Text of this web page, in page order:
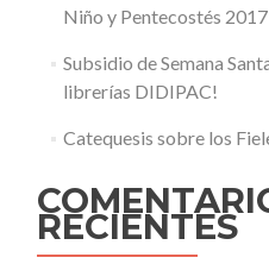
Niño y Pentecostés 2017
Subsidio de Semana
librerías DIDIPAC!
Catequesis sobre los
RECIENTES